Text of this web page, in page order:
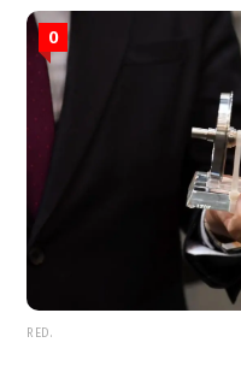
0
RED.